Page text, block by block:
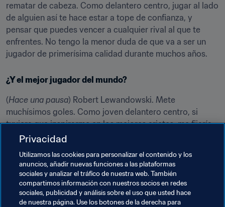
rematar de cabeza. Como delantero centro, jugar al lado
de alguien así te hace estar a tope de confianza, y
pensar que puedes vencer a cualquier rival al que te
enfrentes. No tengo la menor duda de que va a ser un
jugador de primerísima calidad durante muchos años.
¿Y el mejor jugador del mundo?
(Hace una pausa) Robert Lewandowski. Mete
muchísimos goles. Como joven delantero centro, si
tuviera que inspirarme en los mejores arietes, me fijaría
en Robert Lewandowski y estudiaría su juego, viendo en
cualidades similares a las que yo tengo.
Privacidad
Utilizamos las cookies para personalizar el contenido y los
anuncios, añadir nuevas funciones a las plataformas
sociales y analizar el tráfico de nuestra web. También
compartimos información con nuestros socios en redes
sociales, publicidad y análisis sobre el uso que usted hace
de nuestra página. Use los botones de la derecha para